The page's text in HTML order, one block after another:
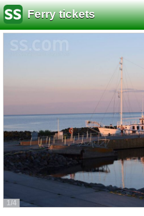
Ferry tickets
1/4